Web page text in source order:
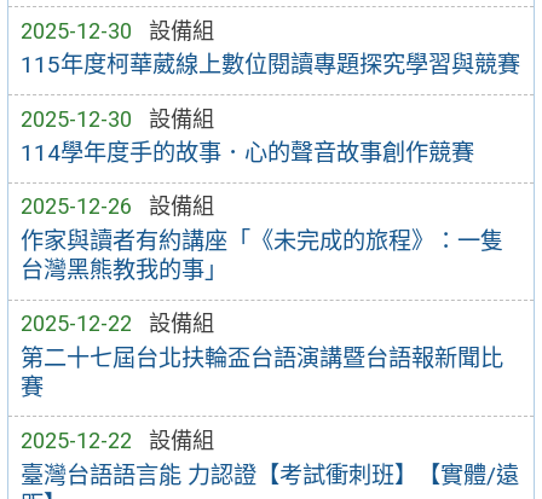
2025-12-30 設備組
115年度柯華葳線上數位閱讀專題探究學習與競賽
2025-12-30 設備組
114學年度手的故事．心的聲音故事創作競賽
2025-12-26 設備組
作家與讀者有約講座「《未完成的旅程》：一隻
台灣黑熊教我的事」
2025-12-22 設備組
第二十七屆台北扶輪盃台語演講暨台語報新聞比
賽
2025-12-22 設備組
臺灣台語語言能 力認證【考試衝刺班】【實體/遠